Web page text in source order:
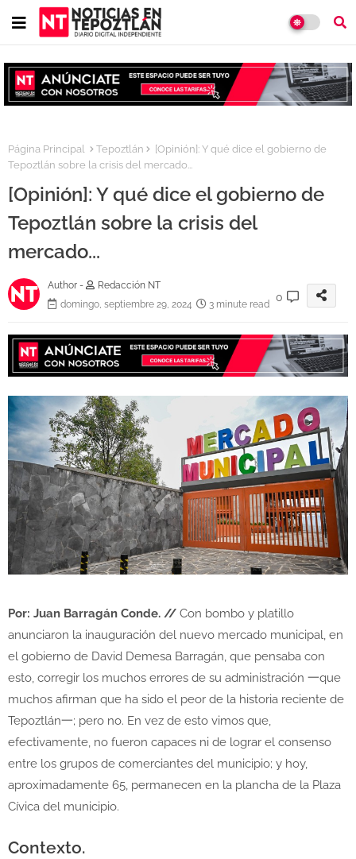
Página Principal Tepoztlán
[Opinión]: Y qué dice el gobierno de
Tepoztlán sobre la crisis del mercado...
[Opinión]: Y qué dice el gobierno de
Tepoztlán sobre la crisis del
mercado...
Author -
Redacción NT
domingo, septiembre 29, 2024
3 minute read
0
Por: Juan Barragán Conde. // Con bombo y platillo
anunciaron la inauguración del nuevo mercado municipal, en
el gobierno de David Demesa Barragán, que pensaba con
esto, corregir los muchos errores de su administración 一que
muchos afirman que ha sido el peor de la historia reciente de
Tepoztlán一; pero no. En vez de esto vimos que,
efectivamente, no fueron capaces ni de lograr el consenso
entre los grupos de comerciantes del municipio; y hoy,
aproximadamente 65, permanecen en la plancha de la Plaza
Cívica del municipio.
Contexto.